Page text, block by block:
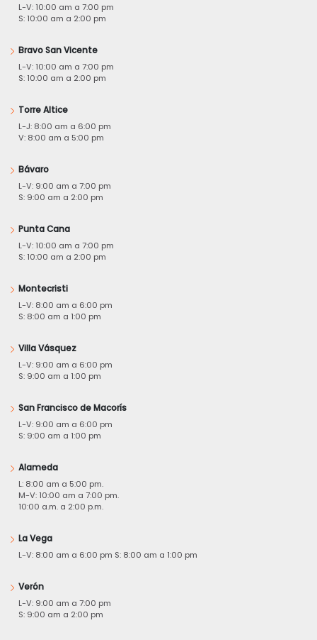
L-V: 10:00 am a 7:00 pm
S: 10:00 am a 2:00 pm
Bravo San Vicente
L-V: 10:00 am a 7:00 pm
S: 10:00 am a 2:00 pm
Torre Altice
L-J: 8:00 am a 6:00 pm
V: 8:00 am a 5:00 pm
Bávaro
L-V: 9:00 am a 7:00 pm
S: 9:00 am a 2:00 pm
Punta Cana
L-V: 10:00 am a 7:00 pm
S: 10:00 am a 2:00 pm
Montecristi
L-V: 8:00 am a 6:00 pm
S: 8:00 am a 1:00 pm
Villa Vásquez
L-V: 9:00 am a 6:00 pm
S: 9:00 am a 1:00 pm
San Francisco de Macorís
L-V: 9:00 am a 6:00 pm
S: 9:00 am a 1:00 pm
Alameda
L: 8:00 am a 5:00 pm.
M-V: 10:00 am a 7:00 pm.
10:00 a.m. a 2:00 p.m.
La Vega
L-V: 8:00 am a 6:00 pm S: 8:00 am a 1:00 pm
Verón
L-V: 9:00 am a 7:00 pm
S: 9:00 am a 2:00 pm